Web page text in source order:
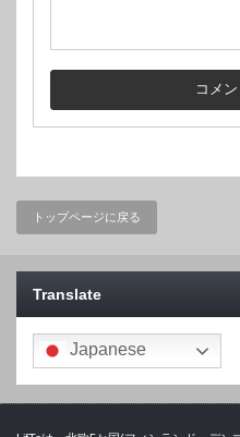
トップページに戻る
Translate
Japanese